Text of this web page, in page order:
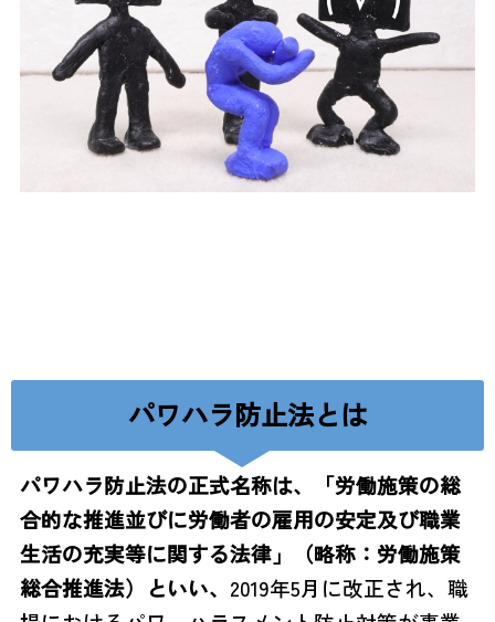
パワハラ防止法とは
パワハラ防止法の正式名称は、「労働施策の総
合的な推進並びに労働者の雇用の安定及び職業
生活の充実等に関する法律」
（略称：労働施策
総合推進法） といい、 2019年5月に改正され、職